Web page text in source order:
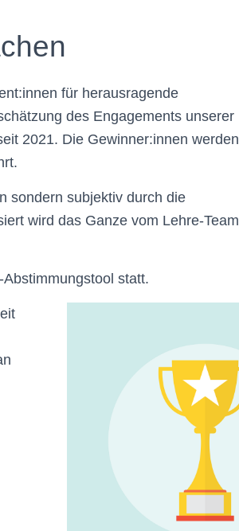
für herausragende
des Engagements unserer
2021. Die Gewinner:innen werden
sondern subjektiv durch die
wird das Ganze vom Lehre-Team
statt.